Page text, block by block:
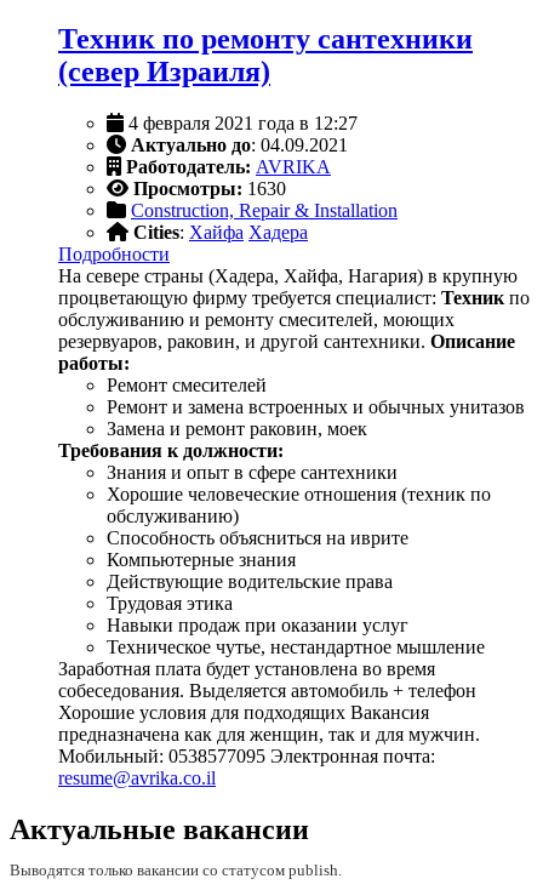
Техник по ремонту сантехники
(север Израиля)
4 февраля 2021 года в 12:27
Актуально до: 04.09.2021
Работодатель: AVRIKA
Просмотры: 1630
Construction, Repair & Installation
Cities: Хайфа Хадера
Подробности
На севере страны (Хадера, Хайфа, Нагария) в крупную
процветающую фирму требуется специалист: Техник по
обслуживанию и ремонту смесителей, моющих
резервуаров, раковин, и другой сантехники. Описание
работы:
Ремонт смесителей
Ремонт и замена встроенных и обычных унитазов
Замена и ремонт раковин, моек
Требования к должности:
Знания и опыт в сфере сантехники
Хорошие человеческие отношения (техник по
обслуживанию)
Способность объясниться на иврите
Компьютерные знания
Действующие водительские права
Трудовая этика
Навыки продаж при оказании услуг
Техническое чутье, нестандартное мышление
Заработная плата будет установлена во время
собеседования. Выделяется автомобиль + телефон
Хорошие условия для подходящих Вакансия
предназначена как для женщин, так и для мужчин.
Мобильный: 0538577095 Электронная почта:
resume@avrika.co.il
Актуальные вакансии
Выводятся только вакансии со статусом publish.